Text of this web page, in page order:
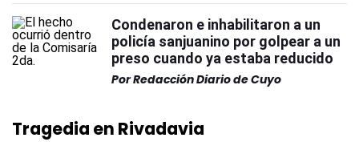
Condenaron e inhabilitaron a un
policía sanjuanino por golpear a un
preso cuando ya estaba reducido
PorRedacción Diario de Cuyo
Tragedia en Rivadavia